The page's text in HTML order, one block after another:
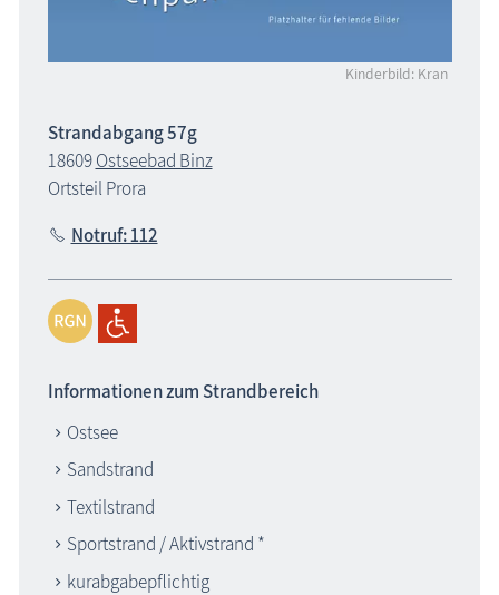
Kinderbild: Kran
Strandabgang 57g
18609Ostseebad Binz
Ortsteil Prora
Notruf: 112
Informationen zum Strandbereich
Ostsee
Sandstrand
Textilstrand
Sportstrand / Aktivstrand *
kurabgabepflichtig